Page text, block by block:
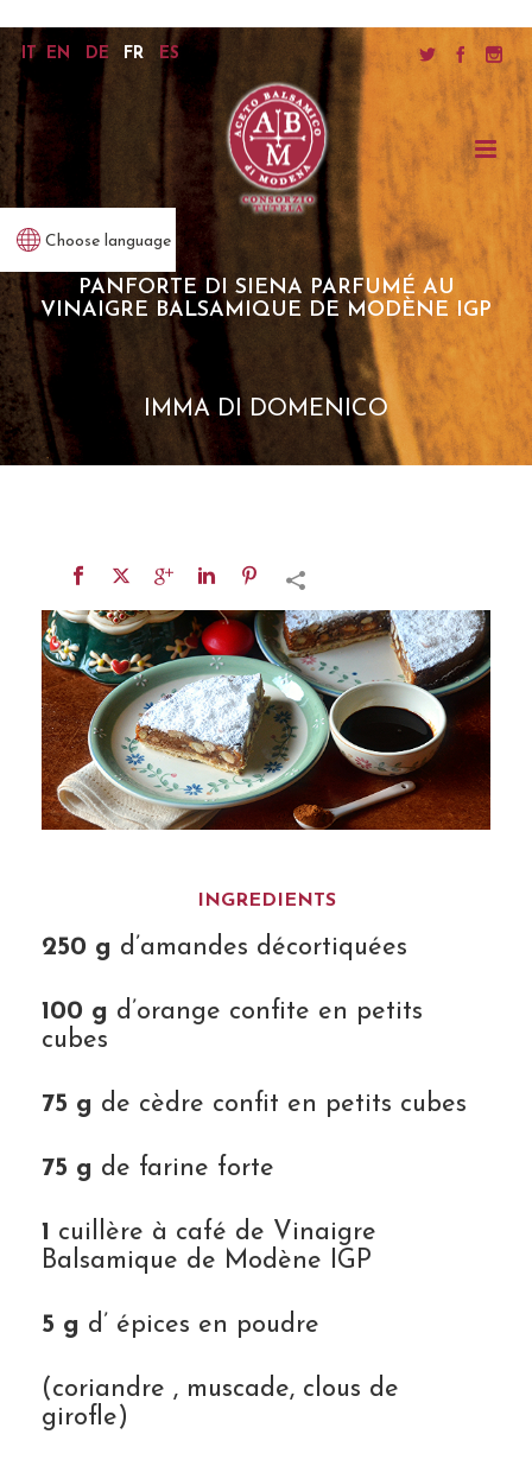
Choose language
PANFORTE DI SIENA PARFUMÉ AU
VINAIGRE BALSAMIQUE DE MODÈNE IGP
IMMA DI DOMENICO
IT EN DE FR ES
INGREDIENTS
250 g d’amandes décortiquées
100 g d’orange confite en petits
cubes
75 g de cèdre confit en petits cubes
75 g de farine forte
1 cuillère à café de Vinaigre
Balsamique de Modène IGP
5 g d’ épices en poudre
(coriandre , muscade, clous de
girofle)